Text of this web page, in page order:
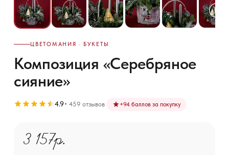
ЦВЕТОМАНИЯ · БУКЕТЫ
Композиция «Серебряное
сияние»
4.9 459 отзывов +94 баллов за покупку
3 157р.